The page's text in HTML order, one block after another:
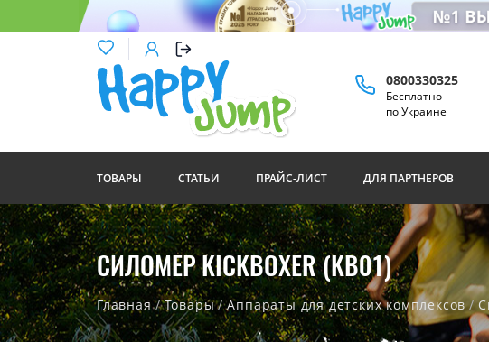
0800330325
Бесплатно
по Украине
ТОВАРЫ СТАТЬИ ПРАЙС-ЛИСТ ДЛЯ ПАРТНЕРОВ
СИЛОМЕР KICKBOXER (KB01)
Главная/Товары/Аппараты для детских комплексов/